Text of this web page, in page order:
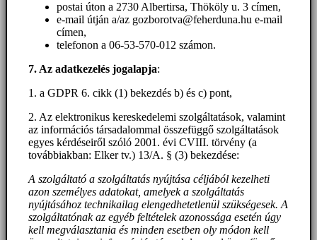
postai úton a 2730 Albertirsa, Thököly u. 3 címen,
e-mail útján a/az gozborotva@feherduna.hu e-mail
címen,
telefonon a 06-53-570-012 számon.
7. Az adatkezelés jogalapja:
1. a GDPR 6. cikk (1) bekezdés b) és c) pont,
2. Az elektronikus kereskedelemi szolgáltatások, valamint
az információs társadalommal összefüggő szolgáltatások
egyes kérdéseiről szóló 2001. évi CVIII. törvény (a
továbbiakban: Elker tv.) 13/A. § (3) bekezdése:
A szolgáltató a szolgáltatás nyújtása céljából kezelheti
azon személyes adatokat, amelyek a szolgáltatás
nyújtásához technikailag elengedhetetlenül szükségesek. A
szolgáltatónak az egyéb feltételek azonossága esetén úgy
kell megválasztania és minden esetben oly módon kell